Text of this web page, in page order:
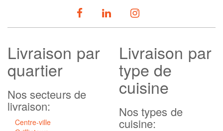
Livraison par
quartier
Nos secteurs de
livraison:
Centre-ville
Livraison par
type de
cuisine
Nos types de
cuisine: